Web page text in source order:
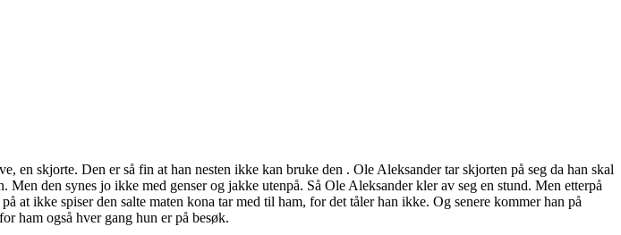
skjorte. Den er så fin at han nesten ikke kan bruke den . Ole Aleksander tar skjorten på seg da han skal
den synes jo ikke med genser og jakke utenpå. Så Ole Aleksander kler av seg en stund. Men etterpå
at ikke spiser den salte maten kona tar med til ham, for det tåler han ikke. Og senere kommer han på
ham også hver gang hun er på besøk.